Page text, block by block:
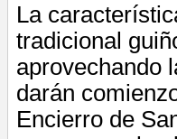
La
tradicional
aprovechando
darán
Encierro de